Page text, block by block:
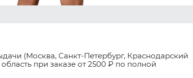
(Москва, Санкт-Петербург, Краснодарский
при заказе от 2500 ₽ по полной